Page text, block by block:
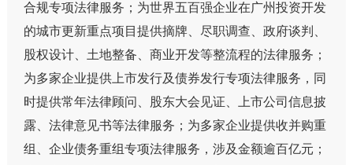
合规专项法律服务；为世界五百强企业在广州投资开发
的城市更新重点项目提供摘牌、尽职调查、政府谈判、
股权设计、土地整备、商业开发等整流程的法律服务；
为多家企业提供上市发行及债券发行专项法律服务，同
时提供常年法律顾问、股东大会见证、上市公司信息披
露、法律意见书等法律服务；为多家企业提供收并购重
组、企业债务重组专项法律服务，涉及金额逾百亿元；